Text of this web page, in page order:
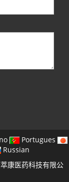
Portugues
Russian
康医药科技有限公